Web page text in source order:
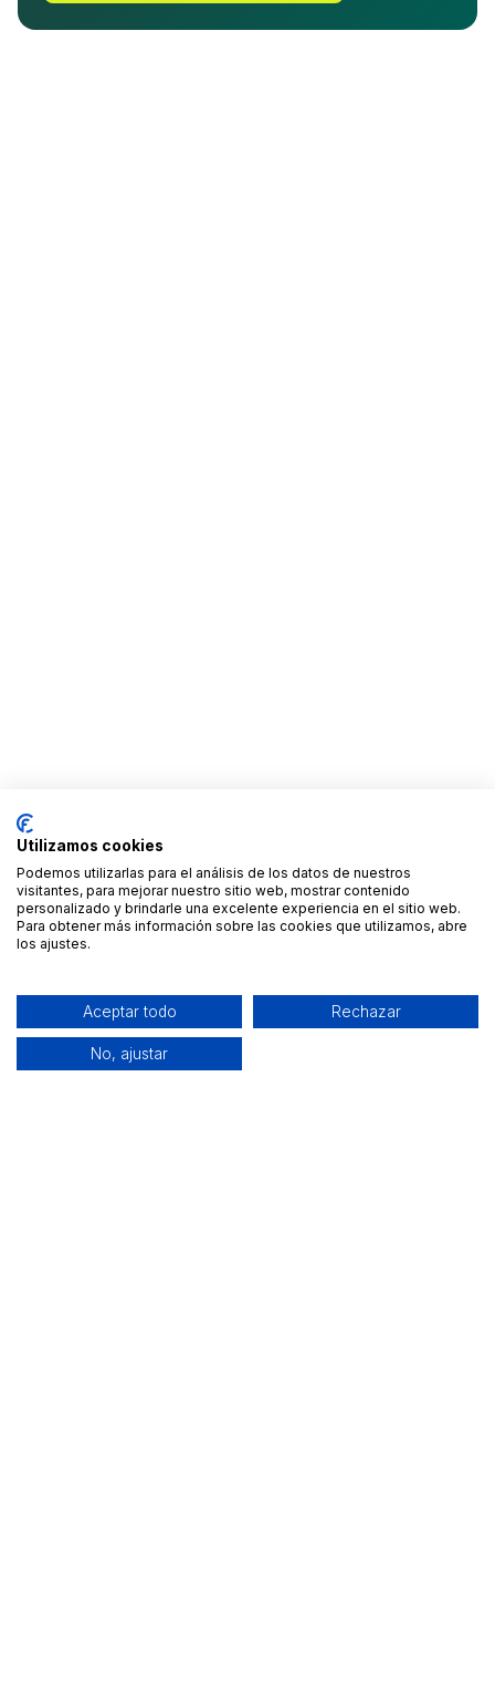
Utilizamos cookies
Podemos utilizarlas para el análisis de los datos de nuestros
visitantes, para mejorar nuestro sitio web, mostrar contenido
personalizado y brindarle una excelente experiencia en el sitio web.
Para obtener más información sobre las cookies que utilizamos, abre
los ajustes.
Aceptar todo Rechazar
No, ajustar